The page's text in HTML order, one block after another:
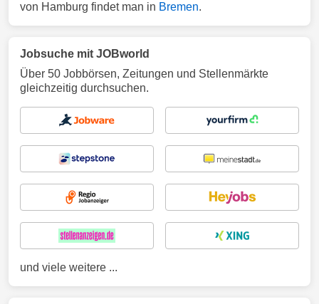
von Hamburg findet man in Bremen.
Jobsuche mit JOBworld
Über 50 Jobbörsen, Zeitungen und Stellenmärkte
gleichzeitig durchsuchen.
und viele weitere ...